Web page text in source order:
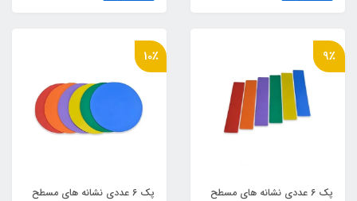
9٪
پک 6 عددي نشانه هاي مسطح
10٪
پک 6 عددي نشانه هاي مسطح